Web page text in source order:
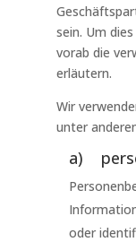
sein. Um
vorab die
erläutern.
Wir
unter
a)
oder